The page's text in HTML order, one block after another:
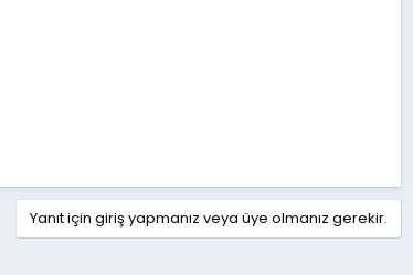
Yanıt için giriş yapmanız veya üye olmanız gerekir.